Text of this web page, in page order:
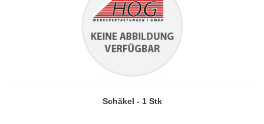
Schäkel - 1 Stk